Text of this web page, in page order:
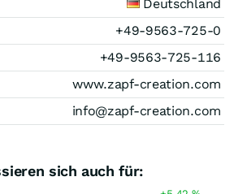
Deutschland
+49-9563-725-0
+49-9563-725-116
www.zapf-creation.com
info@zapf-creation.com
sich auch für: